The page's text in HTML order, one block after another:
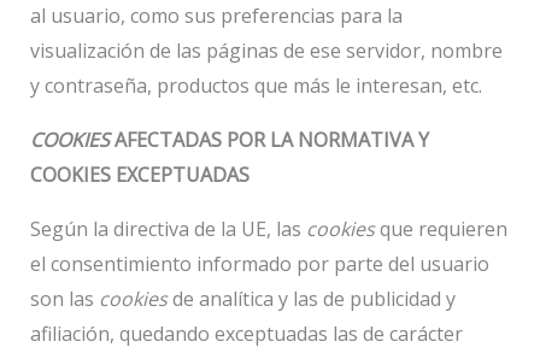
al usuario, como sus preferencias para la
visualización de las páginas de ese servidor, nombre
y contraseña, productos que más le interesan, etc.
COOKIESAFECTADAS POR LA NORMATIVA Y
COOKIES EXCEPTUADAS
Según la directiva de la UE, las cookiesque requieren
el consentimiento informado por parte del usuario
son las cookiesde analítica y las de publicidad y
afiliación, quedando exceptuadas las de carácter